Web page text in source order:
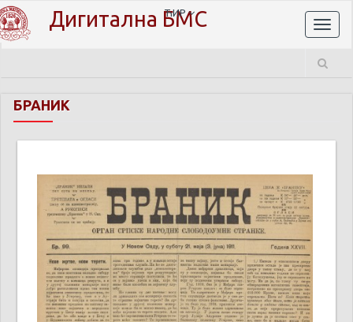
Дигитална БМС
ЋИР
БРАНИК